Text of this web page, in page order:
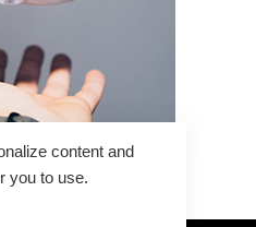
content and
you to use.